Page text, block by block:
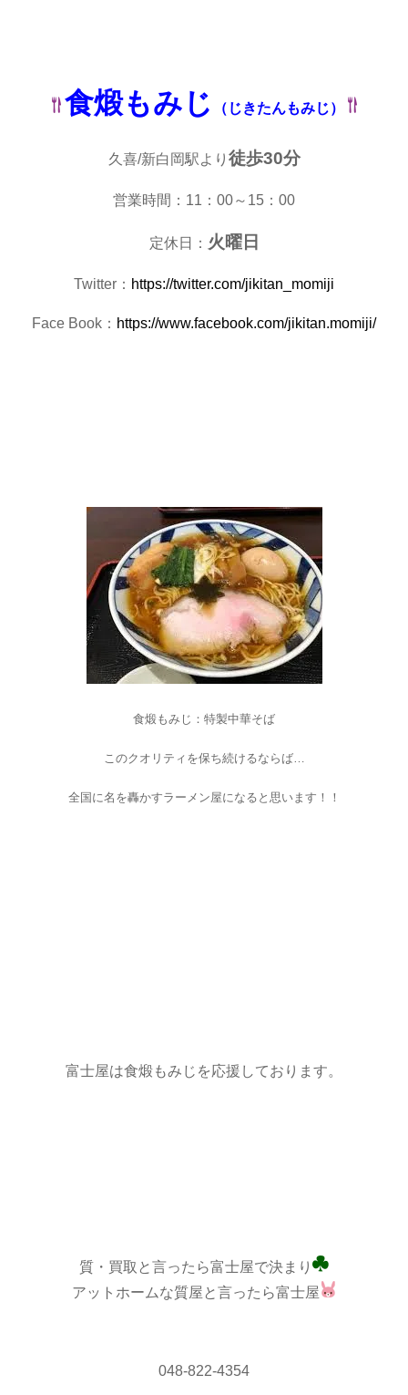
食煅もみじ （じきたんもみじ）
久喜/新白岡駅より 徒歩30分
営業時間：11：00～15：00
定休日： 火曜日
Twitter： https://twitter.com/jikitan_momiji
Face Book： https://www.facebook.com/jikitan.momiji/
食煅もみじ：特製中華そば
このクオリティを保ち続けるならば…
全国に名を轟かすラーメン屋になると思います！！
富士屋は食煅もみじを応援しております。
質・買取と言ったら富士屋で決まり
アットホームな質屋と言ったら富士屋
048-822-4354